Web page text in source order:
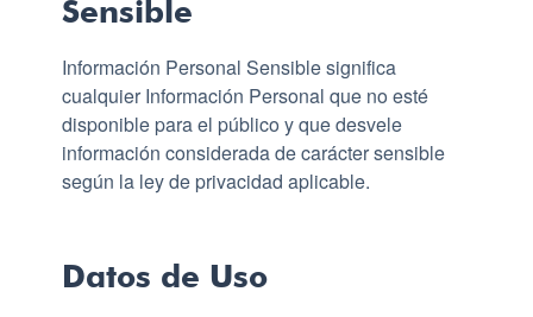
Sensible
Información Personal Sensible significa
cualquier Información Personal que no esté
disponible para el público y que desvele
información considerada de carácter sensible
según la ley de privacidad aplicable.
Datos de Uso